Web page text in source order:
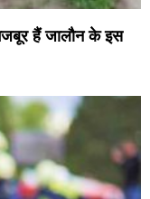
हैं जालौन के इस